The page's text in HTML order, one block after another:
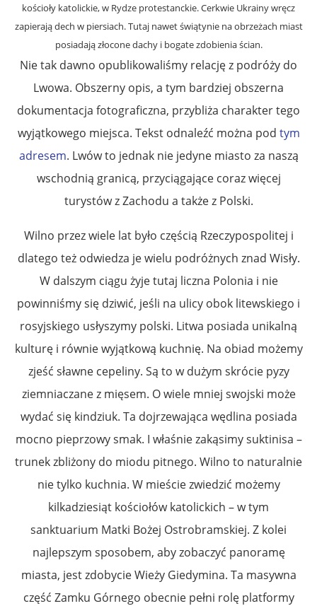
kościoły katolickie, w Rydze protestanckie. Cerkwie Ukrainy wręcz
zapierają dech w piersiach. Tutaj nawet świątynie na obrzeżach miast
posiadają złocone dachy i bogate zdobienia ścian.
Nie tak dawno opublikowaliśmy relację z podróży do
Lwowa. Obszerny opis, a tym bardziej obszerna
dokumentacja fotograficzna, przybliża charakter tego
wyjątkowego miejsca. Tekst odnaleźć można pod tym
adresem. Lwów to jednak nie jedyne miasto za naszą
wschodnią granicą, przyciągające coraz więcej
turystów z Zachodu a także z Polski.
Wilno przez wiele lat było częścią Rzeczypospolitej i
dlatego też odwiedza je wielu podróżnych znad Wisły.
W dalszym ciągu żyje tutaj liczna Polonia i nie
powinniśmy się dziwić, jeśli na ulicy obok litewskiego i
rosyjskiego usłyszymy polski. Litwa posiada unikalną
kulturę i równie wyjątkową kuchnię. Na obiad możemy
zjeść sławne cepeliny. Są to w dużym skrócie pyzy
ziemniaczane z mięsem. O wiele mniej swojski może
wydać się kindziuk. Ta dojrzewająca wędlina posiada
mocno pieprzowy smak. I właśnie zakąsimy suktinisa –
trunek zbliżony do miodu pitnego. Wilno to naturalnie
nie tylko kuchnia. W mieście zwiedzić możemy
kilkadziesiąt kościołów katolickich – w tym
sanktuarium Matki Bożej Ostrobramskiej. Z kolei
najlepszym sposobem, aby zobaczyć panoramę
miasta, jest zdobycie Wieży Giedymina. Ta masywna
część Zamku Górnego obecnie pełni rolę platformy